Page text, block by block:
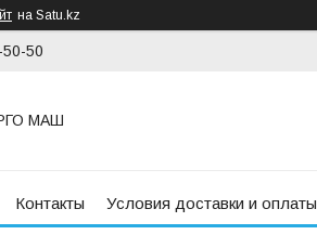
на Satu.kz
50
МАШ
Контакты Условия доставки и оплаты